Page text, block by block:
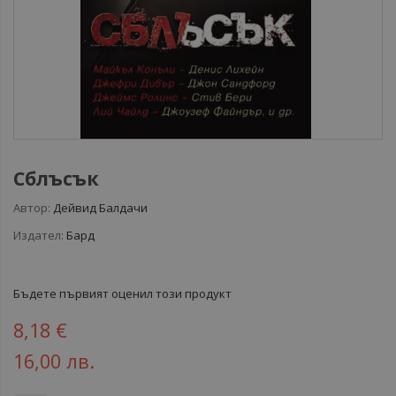
Сблъсък
Автор: Дейвид Балдачи
Издател: Бард
Бъдете първият оценил този продукт
8,18 €
16,00 лв.